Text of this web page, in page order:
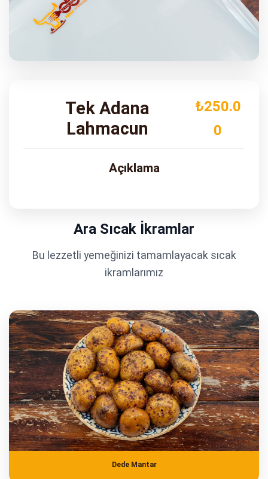
info@dedekebap.com.tr
ADRES
Tek Adana
Lahmacun
₺250.0
0
Açıklama
Ara Sıcak İkramlar
Bu lezzetli yemeğinizi tamamlayacak sıcak
ikramlarımız
Dede Mantar